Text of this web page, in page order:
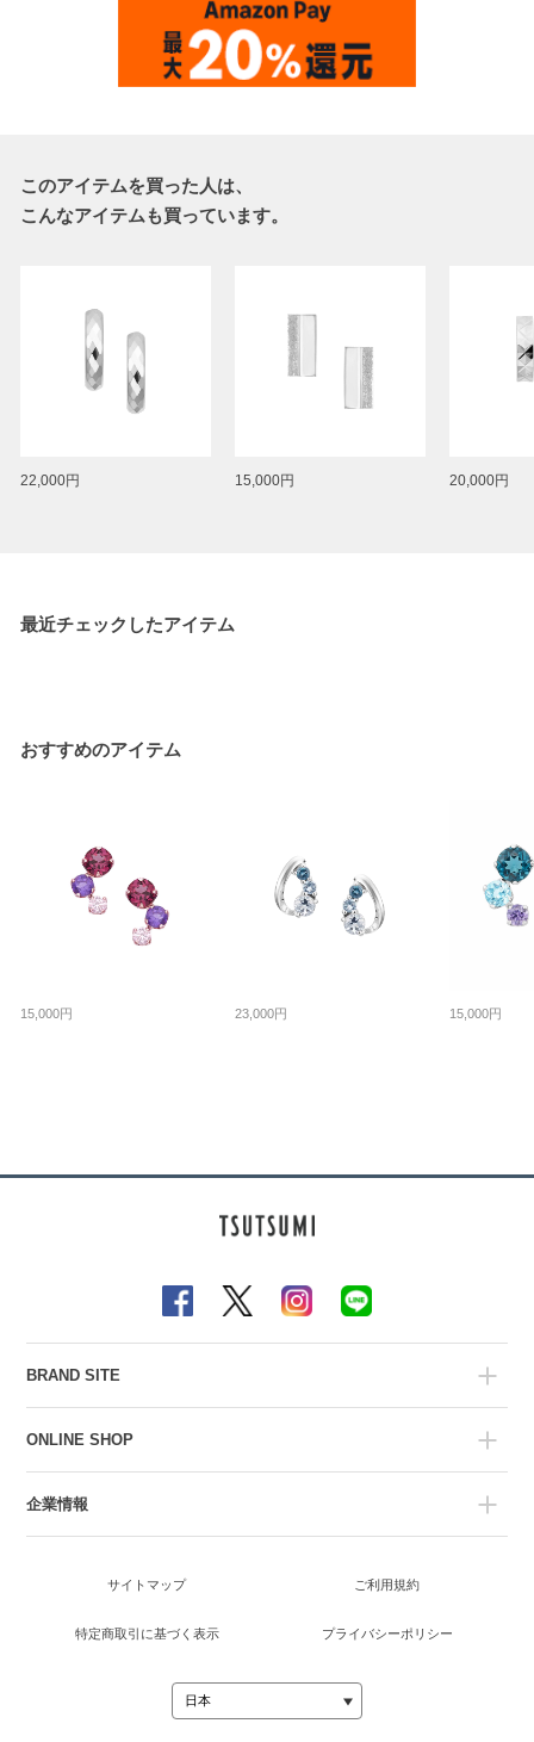
このアイテムを買った人は、
こんなアイテムも買っています。
22,000円 15,000円 20,000円
最近チェックしたアイテム
おすすめのアイテム
15,000円 23,000円 15,000円
BRAND SITE
ONLINE SHOP
企業情報
サイトマップ ご利用規約
特定商取引に基づく表示 プライバシーポリシー